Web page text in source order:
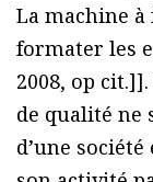
La machine
formater les
2008, op
de qualité ne
d’une